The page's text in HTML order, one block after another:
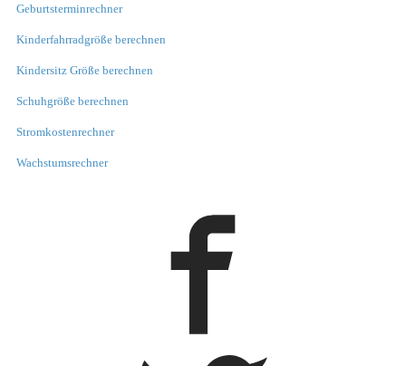
Geburtsterminrechner
Kinderfahrradgröße berechnen
Kindersitz Größe berechnen
Schuhgröße berechnen
Stromkostenrechner
Wachstumsrechner